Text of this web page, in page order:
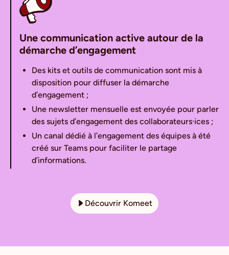
Une communication active autour de la
démarche d’engagement
Des kits et outils de communication sont mis à
disposition pour diffuser la démarche
d’engagement ;
Une newsletter mensuelle est envoyée pour parler
des sujets d’engagement des collaborateurs·ices ;
Un canal dédié à l’engagement des équipes à été
créé sur Teams pour faciliter le partage
d’informations.
Découvrir Komeet